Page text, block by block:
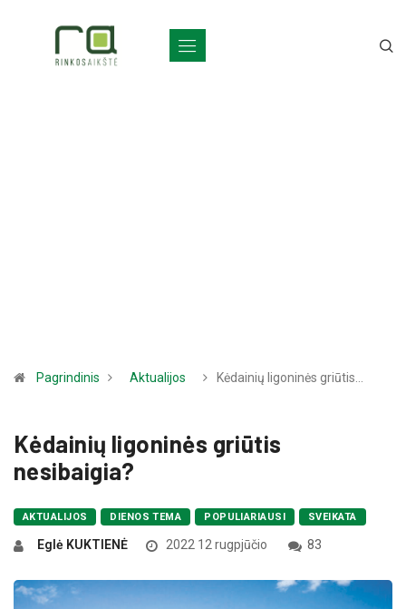
Pagrindinis Aktualijos Kėdainių ligoninės griūtis…
Kėdainių ligoninės griūtis
nesibaigia?
AKTUALIJOS DIENOS TEMA POPULIARIAUSI SVEIKATA
Eglė KUKTIENĖ 2022 12 rugpjūčio 83